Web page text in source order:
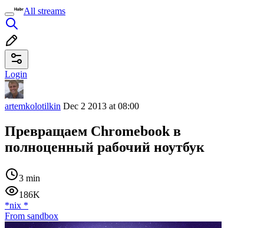
All streams
Login
artemkolotilkin Dec 2 2013 at 08:00
Превращаем Chromebook в
полноценный рабочий ноутбук
3 min
186K
*nix *
From sandbox